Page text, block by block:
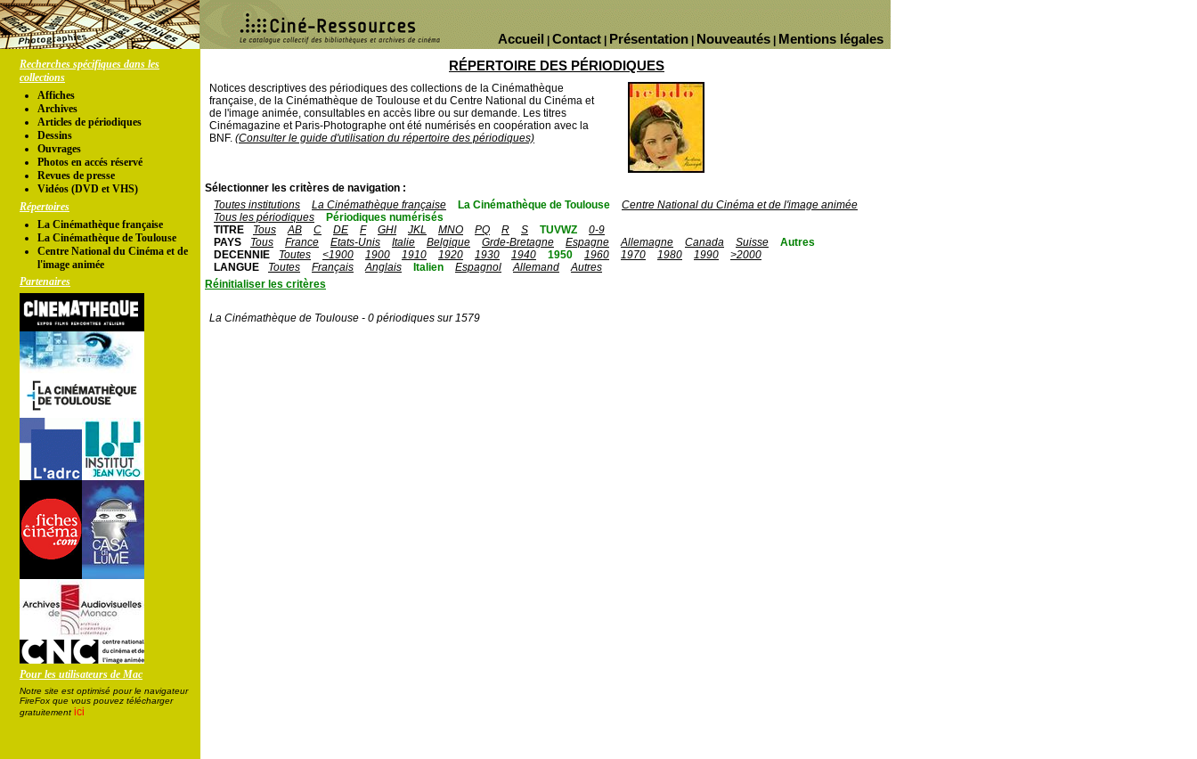
Mentions légales
Nouveautés
Présentation
Contact
Accueil
Recherches spécifiques dans les
collections
Affiches
Archives
Articles de périodiques
Dessins
Ouvrages
Photos en accés réservé
Revues de presse
Vidéos (DVD et VHS)
Répertoires
La Cinémathèque française
La Cinémathèque de Toulouse
Centre National du Cinéma et de
l'image animée
Partenaires
Pour les utilisateurs de Mac
Notre site est optimisé pour le navigateur
FireFox que vous pouvez télécharger
gratuitement ici
RÉPERTOIRE DES PÉRIODIQUES
Notices descriptives des périodiques des collections de la Cinémathèque
française, de la Cinémathèque de Toulouse et du Centre National du Cinéma et
de l'image animée, consultables en accès libre ou sur demande. Les titres
Cinémagazine et Paris-Photographe ont été numérisés en coopération avec la
BNF. (Consulter le guide d'utilisation du répertoire des périodiques)
Sélectionner les critères de navigation :
Toutes institutions
La Cinémathèque française La Cinémathèque de Toulouse
Centre National du Cinéma et de l'image animée
Tous les périodiques
Périodiques numérisés
TITRE
Tous AB C DE F GHI JKL MNO PQ R S TUVWZ
0-9
PAYS
Tous France Etats-Unis Italie Belgique Grde-Bretagne Espagne Allemagne Canada Suisse
Autres
DECENNIE
Toutes <1900 1900 1910 1920 1930 1940 1950 1960 1970 1980 1990
>2000
LANGUE
Toutes Français Anglais Italien Espagnol Allemand
Autres
Réinitialiser les critères
La Cinémathèque de Toulouse - 0 périodiques sur 1579